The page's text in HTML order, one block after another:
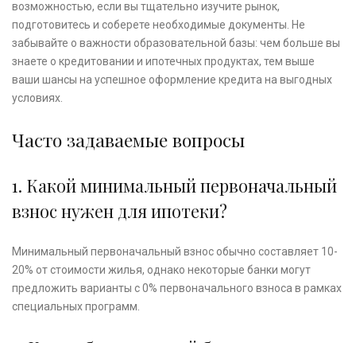
возможностью, если вы тщательно изучите рынок,
подготовитесь и соберете необходимые документы. Не
забывайте о важности образовательной базы: чем больше вы
знаете о кредитовании и ипотечных продуктах, тем выше
ваши шансы на успешное оформление кредита на выгодных
условиях.
Часто задаваемые вопросы
1. Какой минимальный первоначальный
взнос нужен для ипотеки?
Минимальный первоначальный взнос обычно составляет 10-
20% от стоимости жилья, однако некоторые банки могут
предложить варианты с 0% первоначального взноса в рамках
специальных программ.